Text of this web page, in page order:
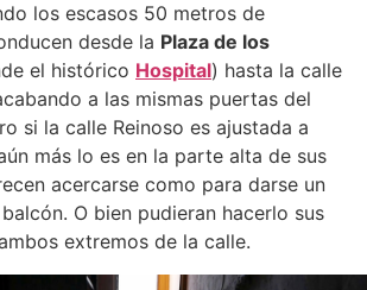
los escasos 50 metros de
desde la Plaza de los
el histórico Hospital) hasta la calle
a las mismas puertas del
si la calle Reinoso es ajustada a
más lo es en la parte alta de sus
acercarse como para darse un
O bien pudieran hacerlo sus
extremos de la calle.